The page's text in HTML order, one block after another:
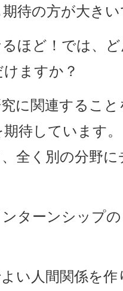
待の方が大き
ほど！では、
ますか？
に関連するこ
待しています
全く別の分野
ターンシップ
い人間関係を